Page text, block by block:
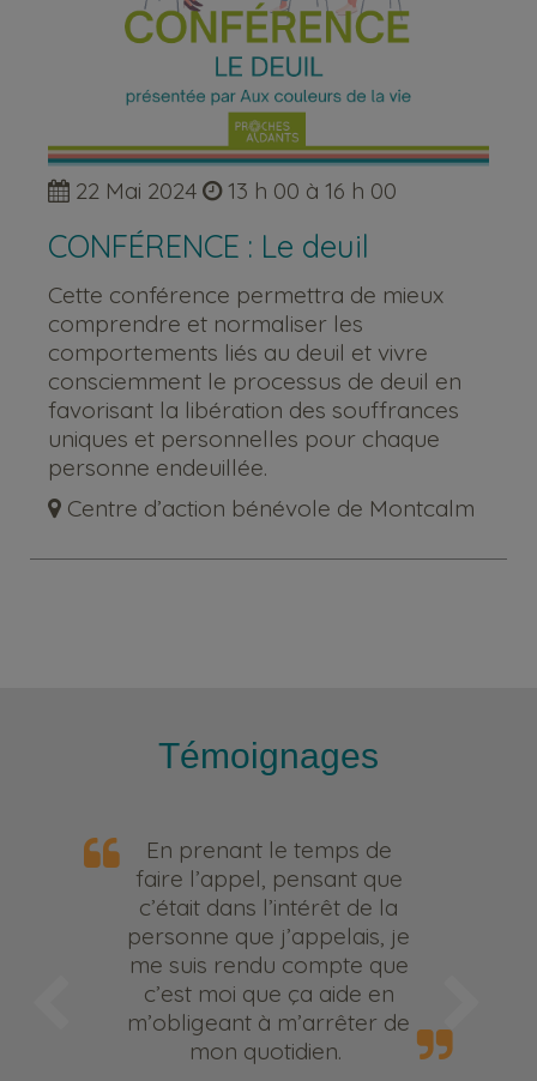
22 Mai 2024 13 h 00 à 16 h 00
CONFÉRENCE : Le deuil
Cette conférence permettra de mieux
comprendre et normaliser les
comportements liés au deuil et vivre
consciemment le processus de deuil en
favorisant la libération des souffrances
uniques et personnelles pour chaque
personne endeuillée.
Centre d’action bénévole de Montcalm
Témoignages
En prenant le temps de
faire l’appel, pensant que
c’était dans l’intérêt de la
personne que j’appelais, je
me suis rendu compte que
c’est moi que ça aide en
m’obligeant à m’arrêter de
mon quotidien.